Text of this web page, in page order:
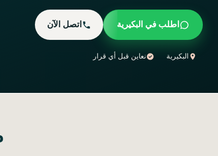
اطلب في البكيرية اتصل الآن
البكيرية نعاين قبل أي قرار